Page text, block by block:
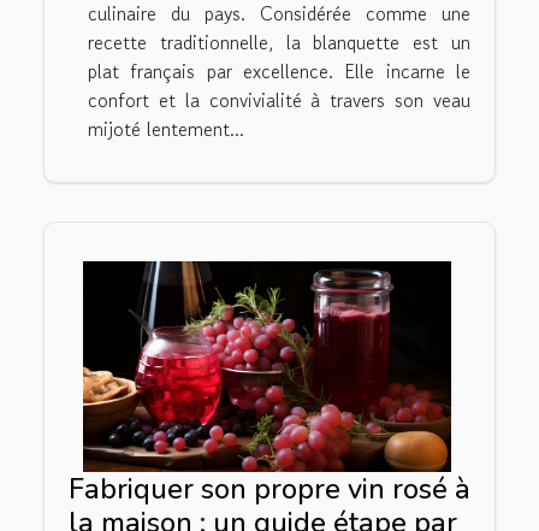
culinaire du pays. Considérée comme une
recette traditionnelle, la blanquette est un
plat français par excellence. Elle incarne le
confort et la convivialité à travers son veau
mijoté lentement...
Fabriquer son propre vin rosé à
la maison : un guide étape par